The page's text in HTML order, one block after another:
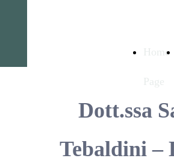
Home
Dott.ssa
Tebaldini –